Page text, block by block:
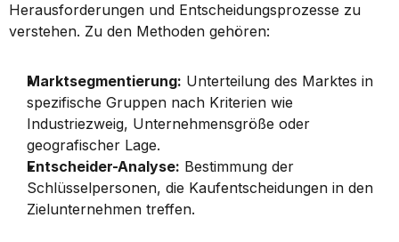
Herausforderungen und Entscheidungsprozesse zu
verstehen. Zu den Methoden gehören:
Marktsegmentierung: Unterteilung des Marktes in
spezifische Gruppen nach Kriterien wie
Industriezweig, Unternehmensgröße oder
geografischer Lage.
Entscheider-Analyse: Bestimmung der
Schlüsselpersonen, die Kaufentscheidungen in den
Zielunternehmen treffen.